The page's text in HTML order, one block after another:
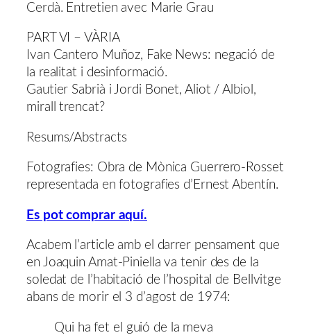
Cerdà. Entretien avec Marie Grau
PART VI – VÀRIA
Ivan Cantero Muñoz, Fake News: negació de
la realitat i desinformació.
Gautier Sabrià i Jordi Bonet, Aliot / Albiol,
mirall trencat?
Resums/Abstracts
Fotografies: Obra de Mònica Guerrero-Rosset
representada en fotografies d’Ernest Abentín.
Es pot comprar aquí.
Acabem l’article amb el darrer pensament que
en Joaquin Amat-Piniella va tenir des de la
soledat de l’habitació de l’hospital de Bellvitge
abans de morir el 3 d’agost de 1974:
Qui ha fet el guió de la meva